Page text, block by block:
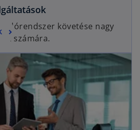
adórendszer követése nagy
számára.